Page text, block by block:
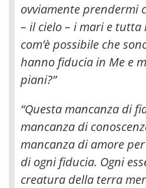
ovviamente
– il cielo – i mari e tutta
com’è possibile che
hanno fiducia in Me e
piani?”
“Questa mancanza di
mancanza di
mancanza di amore
di ogni fiducia. Ogni
creatura della terra